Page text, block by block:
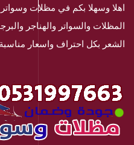
اهلا وسهلا بكم في مظلات
المظلات والسواتر والهناجر
الشعر بكل احتراف واسعار مناسبة